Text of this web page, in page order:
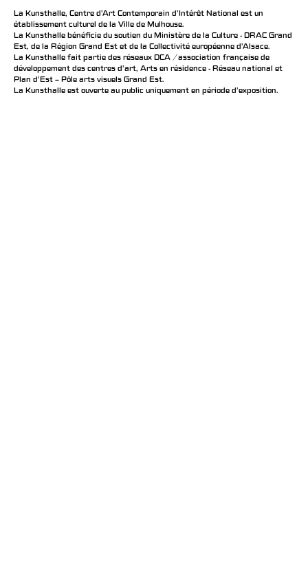
La Kunsthalle, Centre d’Art Contemporain d’Intérêt National est un
établissement culturel de la Ville de Mulhouse.
La Kunsthalle bénéficie du soutien du Ministère de la Culture - DRAC Grand
Est, de la Région Grand Est et de la Collectivité européenne d’Alsace.
La Kunsthalle fait partie des réseaux DCA / association française de
développement des centres d'art, Arts en résidence - Réseau national et
Plan d’Est – Pôle arts visuels Grand Est.
La Kunsthalle est ouverte au public uniquement en période d'exposition.